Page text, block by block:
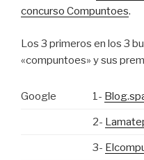
concurso Compuntoes.
Los 3 primeros en los 3
«compuntoes» y sus
Google 1-
2-
3-